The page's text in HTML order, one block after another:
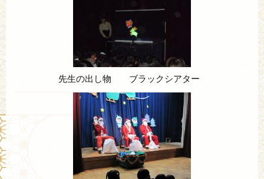
先生の出し物 ブラックシアター